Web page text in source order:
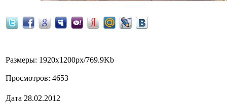
Размеры: 1920x1200px/769.9Kb
Просмотров: 4653
Дата 28.02.2012